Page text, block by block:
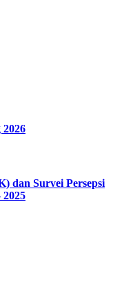
dan Survei Persepsi